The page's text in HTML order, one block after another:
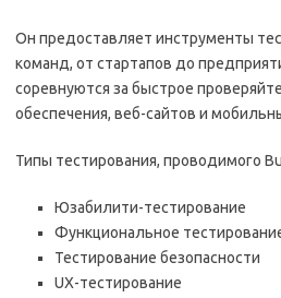
Он предоставляет инструменты
команд, от стартапов до
соревнуются за быстрое
обеспечения, веб-сайтов и
Типы тестирования, проводимого
Юзабилити-тестирование
Функциональное
Тестирование безопасности
UX-тестирование